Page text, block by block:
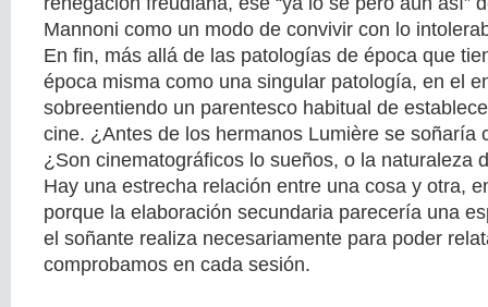
Mannoni como un modo de convivir con lo
En fin, más allá de las patologías de época que
época misma como una singular patología, en el
sobreentiendo un parentesco habitual de
cine. ¿Antes de los hermanos Lumière se soñaría
¿Son cinematográficos lo sueños, o la naturaleza
Hay una estrecha relación entre una cosa y otra,
porque la elaboración secundaria parecería una
el soñante realiza necesariamente para poder
comprobamos en cada sesión.